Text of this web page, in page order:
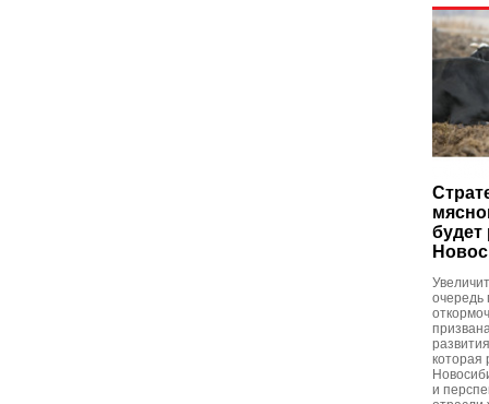
будет
очередь
которая
и